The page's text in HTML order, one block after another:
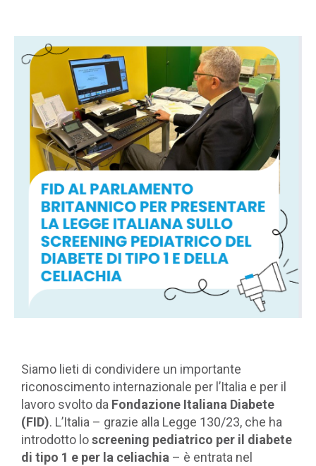
Siamo lieti di condividere un importante
riconoscimento internazionale per l’Italia e per il
lavoro svolto da Fondazione Italiana Diabete
(FID). L’Italia – grazie alla Legge 130/23, che ha
introdotto loscreening pediatrico per il diabete
di tipo 1 e per la celiachia – è entrata nel